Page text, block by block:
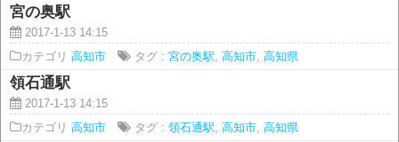
宮の奥駅
2017-1-13 14:15
カテゴリ 高知市 タグ : 宮の奥駅 高知市, 高知県
領石通駅
2017-1-13 14:15
カテゴリ 高知市 タグ : 領石通駅 高知市, 高知県